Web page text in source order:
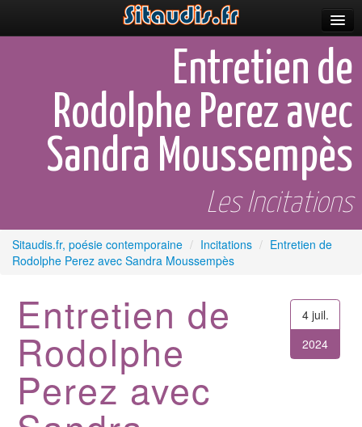
Poèmes et fictions
Apparitions
Prescriptions
Entretien de
Rodolphe Perez avec
Sandra Moussempès
Les Incitations
Sitaudis.fr, poésie contemporaine / Incitations / Entretien de
Rodolphe Perez avec Sandra Moussempès
4 juil.
2024
Entretien de
Rodolphe
Perez avec